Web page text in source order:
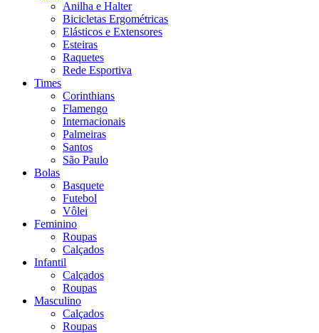
Anilha e Halter
Bicicletas Ergométricas
Elásticos e Extensores
Esteiras
Raquetes
Rede Esportiva
Times
Corinthians
Flamengo
Internacionais
Palmeiras
Santos
São Paulo
Bolas
Basquete
Futebol
Vôlei
Feminino
Roupas
Calçados
Infantil
Calçados
Roupas
Masculino
Calçados
Roupas